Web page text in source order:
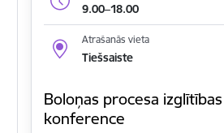
9.00–18.00
Atrašanās vieta
Tiešsaiste
Boloņas procesa
konference